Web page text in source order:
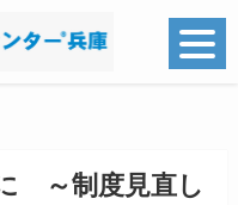
～制度見直し